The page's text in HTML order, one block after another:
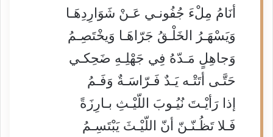
أنَامُ مِلْءَ جُفُونـي عَـنْ شَوَارِدِهَـا
وَيَسْهَـرُ الخَلْـقُ جَرّاهَـا وَيخْتَصِـمُ
وَجاهِلٍ مَـدّهُ فِي جَهْلِـهِ ضَحِكـي
حَتَّـى أتَتْـه يَـدٌ فَـرّاسَـةٌ وَفَـمُ
إذا رَأيْـتَ نُيُـوبَ اللّيْـثِ بـارِزَةً
فَـلا تَظُـنّـنّ أنّ اللّيْـثَ يَبْتَسِـمُ